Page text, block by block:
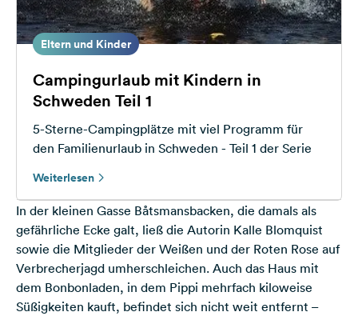
Eltern und Kinder
Campingurlaub mit Kindern in
Schweden Teil 1
5-Sterne-Campingplätze mit viel Programm für
den Familienurlaub in Schweden - Teil 1 der Serie
Weiterlesen
In der kleinen Gasse Båtsmansbacken, die damals als
gefährliche Ecke galt, ließ die Autorin Kalle Blomquist
sowie die Mitglieder der Weißen und der Roten Rose auf
Verbrecherjagd umherschleichen. Auch das Haus mit
dem Bonbonladen, in dem Pippi mehrfach kiloweise
Süßigkeiten kauft, befindet sich nicht weit entfernt –